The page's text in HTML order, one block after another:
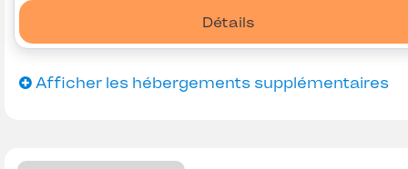
Détails
Afficher les hébergements supplémentaires